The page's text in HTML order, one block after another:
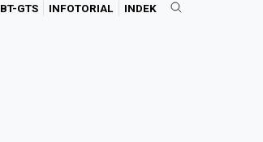
BT-GTS INFOTORIAL INDEK